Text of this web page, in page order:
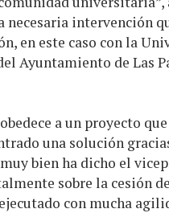
necesaria intervención
en este caso con la
Ayuntamiento de Las
a un proyecto
una solución
bien ha dicho el
sobre la cesión
con mucha